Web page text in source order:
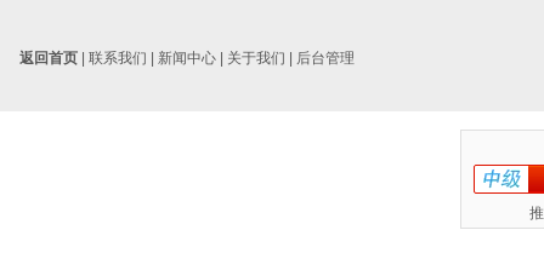
返回首页 联系我们 新闻中心 关于我们 后台管理